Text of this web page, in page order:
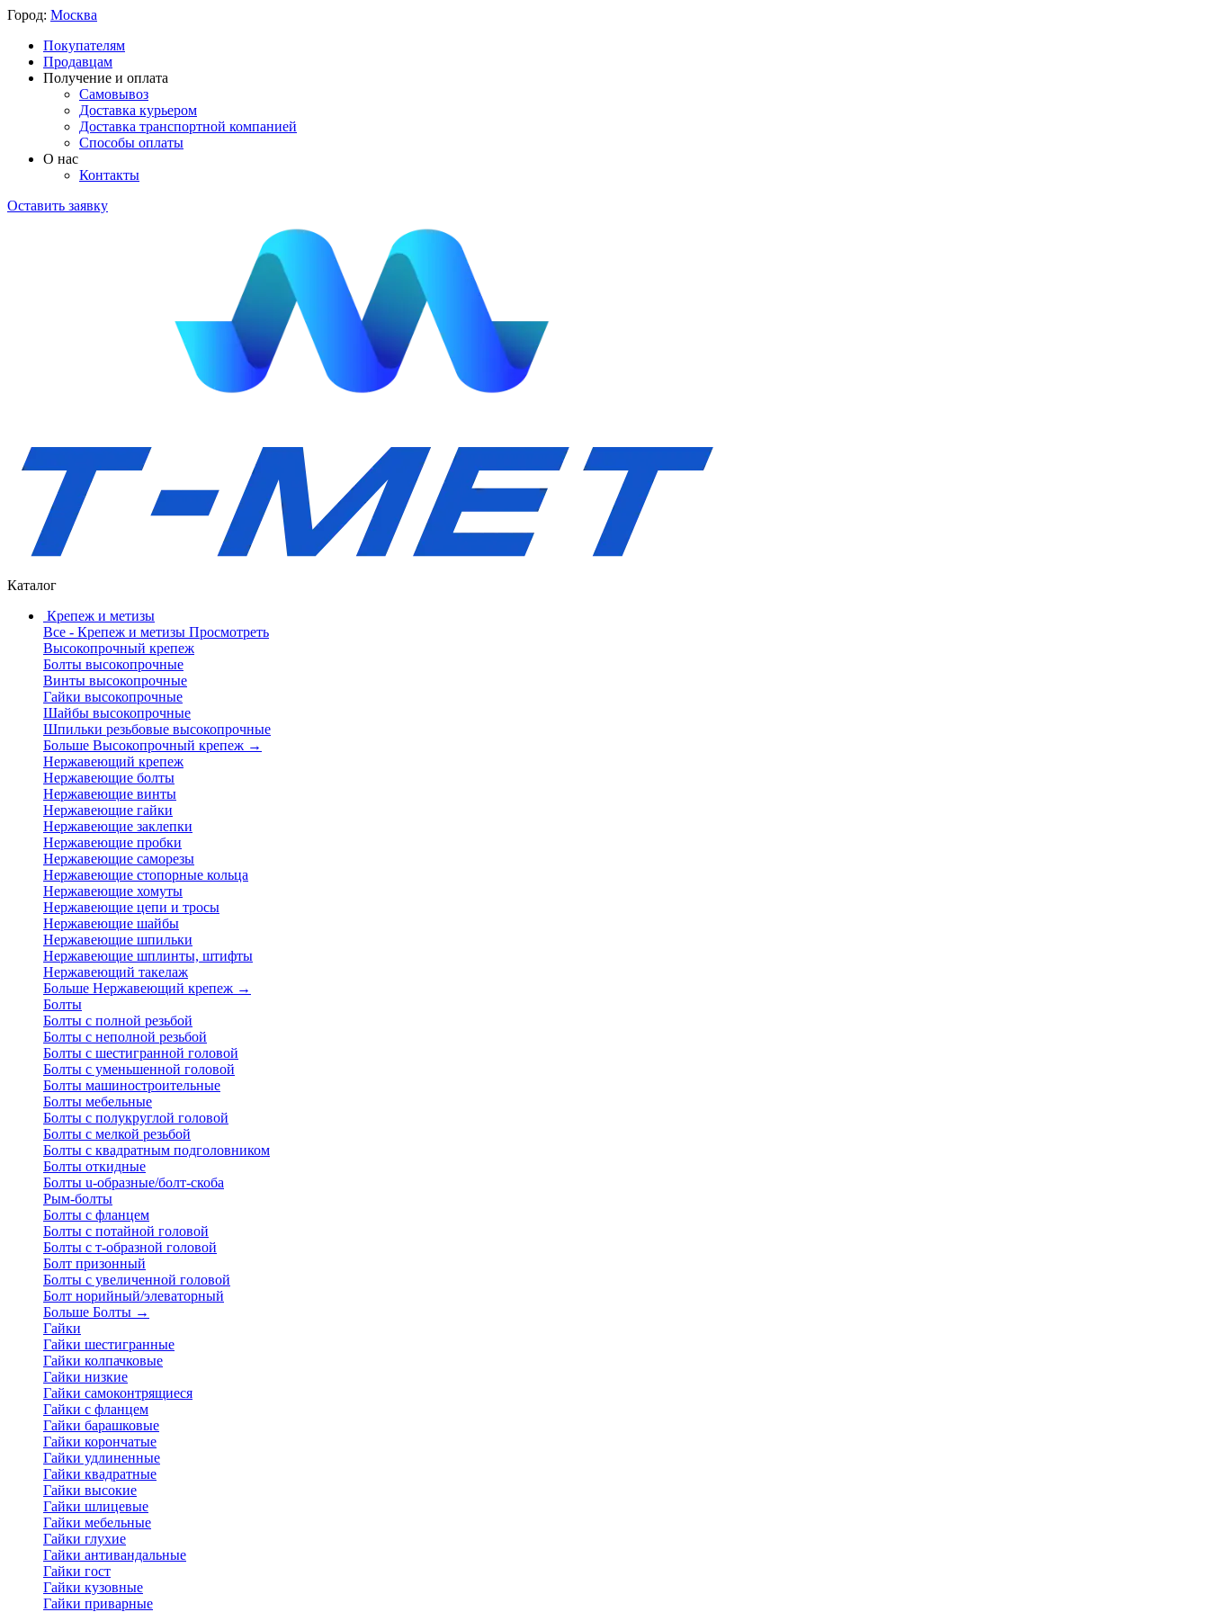
Город: Москва
Покупателям
Продавцам
Получение и оплата
Самовывоз
Доставка курьером
Доставка транспортной компанией
Способы оплаты
О нас
Контакты
Оставить заявку
Каталог
Крепеж и метизы
Все - Крепеж и метизы Просмотреть
Высокопрочный крепеж
Болты высокопрочные
Винты высокопрочные
Гайки высокопрочные
Шайбы высокопрочные
Шпильки резьбовые высокопрочные
Больше Высокопрочный крепеж →
Нержавеющий крепеж
Нержавеющие болты
Нержавеющие винты
Нержавеющие гайки
Нержавеющие заклепки
Нержавеющие пробки
Нержавеющие саморезы
Нержавеющие стопорные кольца
Нержавеющие хомуты
Нержавеющие цепи и тросы
Нержавеющие шайбы
Нержавеющие шпильки
Нержавеющие шплинты, штифты
Нержавеющий такелаж
Больше Нержавеющий крепеж →
Болты
Болты с полной резьбой
Болты с неполной резьбой
Болты с шестигранной головой
Болты с уменьшенной головой
Болты машиностроительные
Болты мебельные
Болты с полукруглой головой
Болты с мелкой резьбой
Болты с квадратным подголовником
Болты откидные
Болты u-образные/болт-скоба
Рым-болты
Болты с фланцем
Болты с потайной головой
Болты с т-образной головой
Болт призонный
Болты с увеличенной головой
Болт норийный/элеваторный
Больше Болты →
Гайки
Гайки шестигранные
Гайки колпачковые
Гайки низкие
Гайки самоконтрящиеся
Гайки с фланцем
Гайки барашковые
Гайки корончатые
Гайки удлиненные
Гайки квадратные
Гайки высокие
Гайки шлицевые
Гайки мебельные
Гайки глухие
Гайки антивандальные
Гайки гост
Гайки кузовные
Гайки приварные